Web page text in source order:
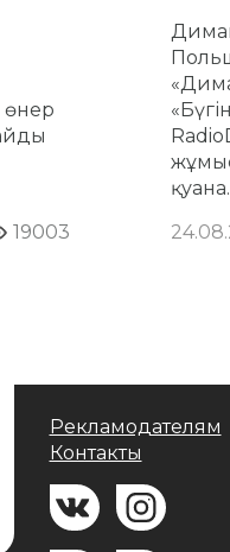
19003
Рекламодателям
Контакты